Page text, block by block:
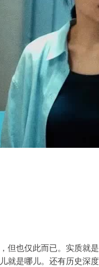
但也仅此而已。实质就
是哪儿。还有历史深